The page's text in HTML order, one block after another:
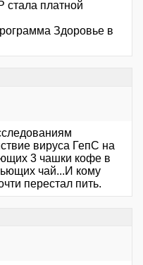
платной
Здоровье в
вируса ГепС на
3 чашки кофе в
чай...И кому
перестал пить.